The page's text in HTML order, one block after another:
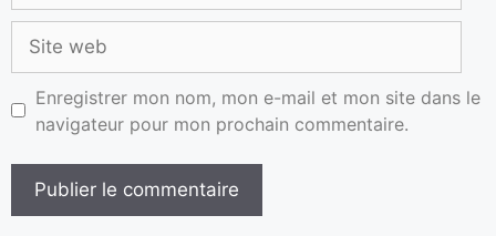
Enregistrer mon nom, mon e-mail et mon site dans le
navigateur pour mon prochain commentaire.